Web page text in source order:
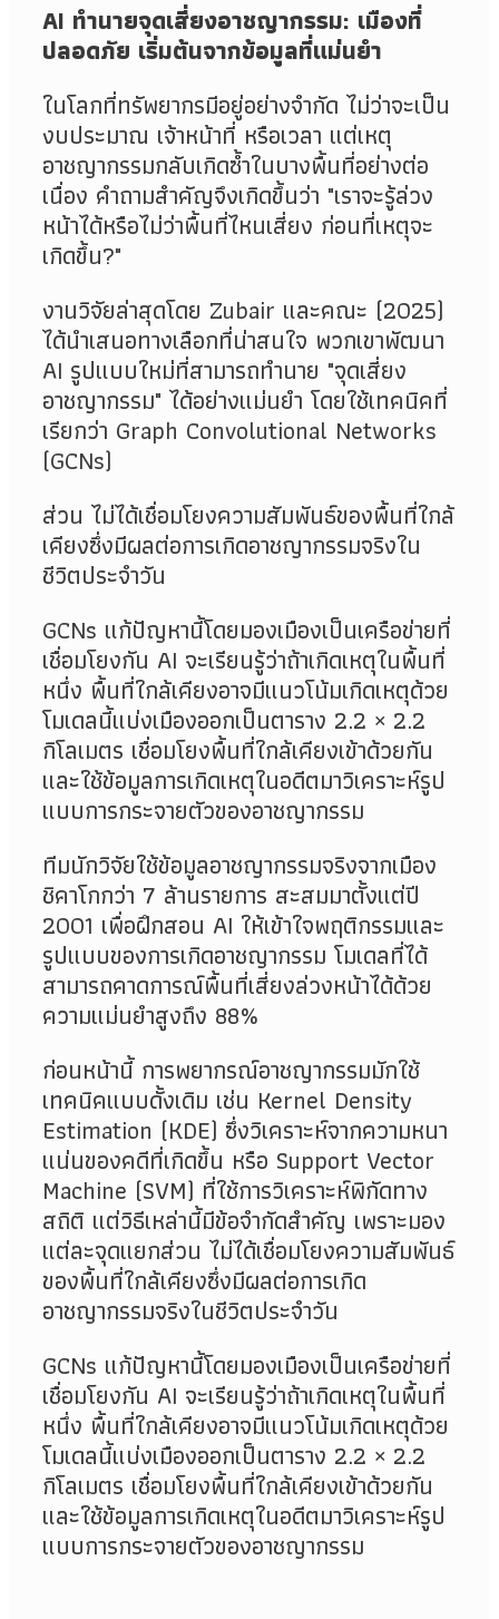
AI ทำนายจุดเสี่ยงอาชญากรรม: เมืองที่
ปลอดภัย เริ่มต้นจากข้อมูลที่แม่นยำ
ในโลกที่ทรัพยากรมีอยู่อย่างจำกัด ไม่ว่าจะเป็น
งบประมาณ เจ้าหน้าที่ หรือเวลา แต่เหตุ
อาชญากรรมกลับเกิดซ้ำในบางพื้นที่อย่างต่อ
เนื่อง คำถามสำคัญจึงเกิดขึ้นว่า "เราจะรู้ล่วง
หน้าได้หรือไม่ว่าพื้นที่ไหนเสี่ยง ก่อนที่เหตุจะ
เกิดขึ้น?"
งานวิจัยล่าสุดโดย Zubair และคณะ (2025)
ได้นำเสนอทางเลือกที่น่าสนใจ พวกเขาพัฒนา
AI รูปแบบใหม่ที่สามารถทำนาย "จุดเสี่ยง
อาชญากรรม" ได้อย่างแม่นยำ โดยใช้เทคนิคที่
เรียกว่า Graph Convolutional Networks
(GCNs)
ส่วน ไม่ได้เชื่อมโยงความสัมพันธ์ของพื้นที่ใกล้
เคียงซึ่งมีผลต่อการเกิดอาชญากรรมจริงใน
ชีวิตประจำวัน
GCNs แก้ปัญหานี้โดยมองเมืองเป็นเครือข่ายที่
เชื่อมโยงกัน AI จะเรียนรู้ว่าถ้าเกิดเหตุในพื้นที่
หนึ่ง พื้นที่ใกล้เคียงอาจมีแนวโน้มเกิดเหตุด้วย
โมเดลนี้แบ่งเมืองออกเป็นตาราง 2.2 × 2.2
กิโลเมตร เชื่อมโยงพื้นที่ใกล้เคียงเข้าด้วยกัน
และใช้ข้อมูลการเกิดเหตุในอดีตมาวิเคราะห์รูป
แบบการกระจายตัวของอาชญากรรม
ทีมนักวิจัยใช้ข้อมูลอาชญากรรมจริงจากเมือง
ชิคาโกกว่า 7 ล้านรายการ สะสมมาตั้งแต่ปี
2001 เพื่อฝึกสอน AI ให้เข้าใจพฤติกรรมและ
รูปแบบของการเกิดอาชญากรรม โมเดลที่ได้
สามารถคาดการณ์พื้นที่เสี่ยงล่วงหน้าได้ด้วย
ความแม่นยำสูงถึง 88%
ก่อนหน้านี้ การพยากรณ์อาชญากรรมมักใช้
เทคนิคแบบดั้งเดิม เช่น Kernel Density
Estimation (KDE) ซึ่งวิเคราะห์จากความหนา
แน่นของคดีที่เกิดขึ้น หรือ Support Vector
Machine (SVM) ที่ใช้การวิเคราะห์พิกัดทาง
สถิติ แต่วิธีเหล่านี้มีข้อจำกัดสำคัญ เพราะมอง
แต่ละจุดแยกส่วน ไม่ได้เชื่อมโยงความสัมพันธ์
ของพื้นที่ใกล้เคียงซึ่งมีผลต่อการเกิด
อาชญากรรมจริงในชีวิตประจำวัน
GCNs แก้ปัญหานี้โดยมองเมืองเป็นเครือข่ายที่
เชื่อมโยงกัน AI จะเรียนรู้ว่าถ้าเกิดเหตุในพื้นที่
หนึ่ง พื้นที่ใกล้เคียงอาจมีแนวโน้มเกิดเหตุด้วย
โมเดลนี้แบ่งเมืองออกเป็นตาราง 2.2 × 2.2
กิโลเมตร เชื่อมโยงพื้นที่ใกล้เคียงเข้าด้วยกัน
และใช้ข้อมูลการเกิดเหตุในอดีตมาวิเคราะห์รูป
แบบการกระจายตัวของอาชญากรรม